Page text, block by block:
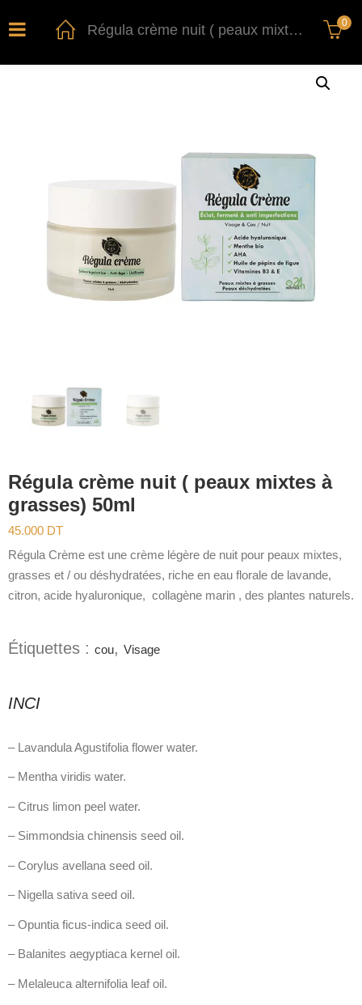
Régula crème nuit ( peaux mixtes à grasses) 50ml 0
Régula crème nuit ( peaux mixtes à
grasses) 50ml
45.000 DT
Régula Crème est une crème légère de nuit pour peaux mixtes,
grasses et / ou déshydratées, riche en eau florale de lavande,
citron, acide hyaluronique, collagène marin , des plantes naturels.
Étiquettes : cou, Visage
INCI
– Lavandula Agustifolia flower water.
– Mentha viridis water.
– Citrus limon peel water.
– Simmondsia chinensis seed oil.
– Corylus avellana seed oil.
– Nigella sativa seed oil.
– Opuntia ficus-indica seed oil.
– Balanites aegyptiaca kernel oil.
– Melaleuca alternifolia leaf oil.